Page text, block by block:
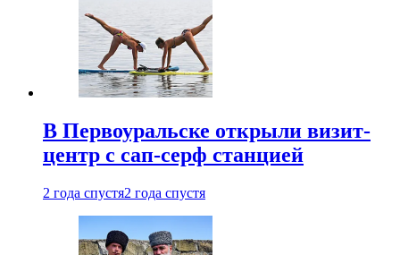
В Первоуральске открыли визит-
центр с сап-серф станцией
2 года спустя2 года спустя